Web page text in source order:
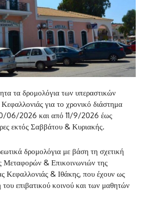
τα δρομολόγια των υπεραστικών
για το χρονικό διάστημα
06/2026 και από 11/9/2026 έως
εκτός Σαββάτου & Κυριακής.
δρομολόγια με βάση τη σχετική
Μεταφορών & Επικοινωνιών της
Κεφαλλονιάς & Ιθάκης, που έχουν ως
επιβατικού κοινού και των μαθητών